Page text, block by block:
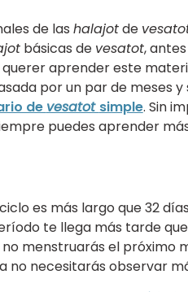
de las halajotde
básicas de vesatot,
aprender este
por un par de meses y
de vesatot simple. Sin
puedes aprender
es más largo que 32
te llega más tarde
menstruarás el próximo
no necesitarás observar